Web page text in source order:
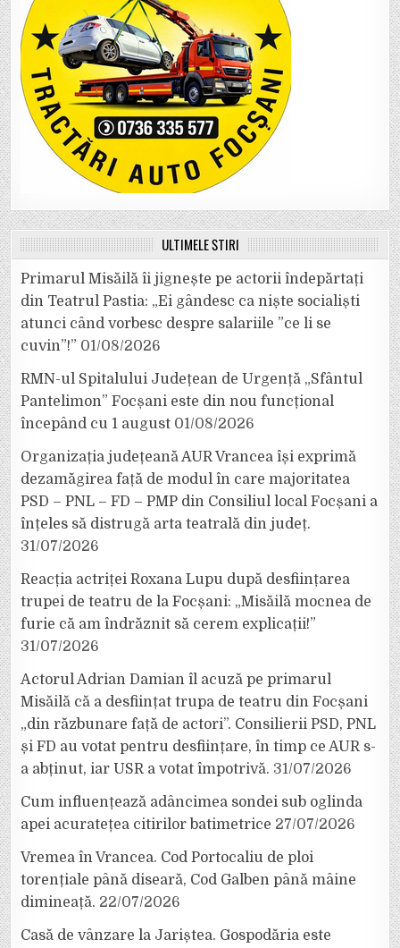
ULTIMELE ȘTIRI
Primarul Misăilă îi jignește pe actorii îndepărtați
din Teatrul Pastia: „Ei gândesc ca niște socialiști
atunci când vorbesc despre salariile ”ce li se
cuvin”!” 01/08/2026
RMN-ul Spitalului Județean de Urgență „Sfântul
Pantelimon” Focșani este din nou funcțional
începând cu 1 august 01/08/2026
Organizația județeană AUR Vrancea își exprimă
dezamăgirea față de modul în care majoritatea
PSD – PNL – FD – PMP din Consiliul local Focșani a
înțeles să distrugă arta teatrală din județ.
31/07/2026
Reacția actriței Roxana Lupu după desființarea
trupei de teatru de la Focșani: „Misăilă mocnea de
furie că am îndrăznit să cerem explicații!”
31/07/2026
Actorul Adrian Damian îl acuză pe primarul
Misăilă că a desființat trupa de teatru din Focșani
„din răzbunare față de actori”. Consilierii PSD, PNL
și FD au votat pentru desființare, în timp ce AUR s-
a abținut, iar USR a votat împotrivă. 31/07/2026
Cum influențează adâncimea sondei sub oglinda
apei acuratețea citirilor batimetrice 27/07/2026
Vremea în Vrancea. Cod Portocaliu de ploi
torențiale până diseară, Cod Galben până mâine
dimineață. 22/07/2026
Casă de vânzare la Jariștea. Gospodăria este